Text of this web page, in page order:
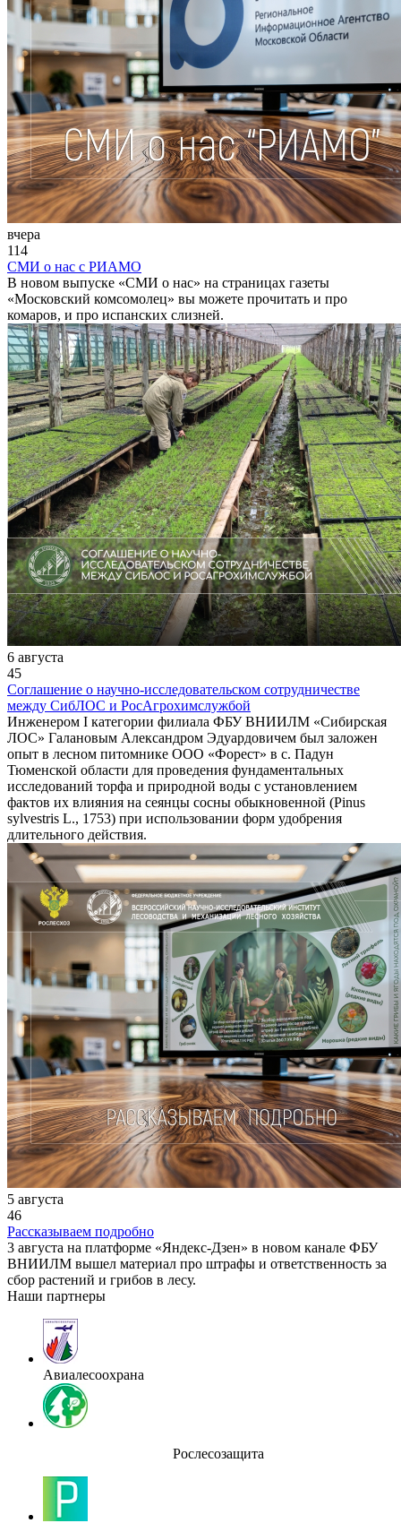
вчера
114
СМИ о нас с РИАМО
В новом выпуске «СМИ о нас» на страницах газеты
«Московский комсомолец» вы можете прочитать и про
комаров, и про испанских слизней.
6 августа
45
Соглашение о научно-исследовательском сотрудничестве
между СибЛОС и РосАгрохимслужбой
Инженером I категории филиала ФБУ ВНИИЛМ «Сибирская
ЛОС» Галановым Александром Эдуардовичем был заложен
опыт в лесном питомнике ООО «Форест» в с. Падун
Тюменской области для проведения фундаментальных
исследований торфа и природной воды с установлением
фактов их влияния на сеянцы сосны обыкновенной (Pinus
sylvestris L., 1753) при использовании форм удобрения
длительного действия.
5 августа
46
Рассказываем подробно
3 августа на платформе «Яндекс-Дзен» в новом канале ФБУ
ВНИИЛМ вышел материал про штрафы и ответственность за
сбор растений и грибов в лесу.
Наши партнеры
Авиалесоохрана
Рослесозащита